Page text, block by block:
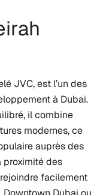
JVC, est l’un des
à Dubai.
il combine
modernes, ce
auprès des
proximité des
facilement